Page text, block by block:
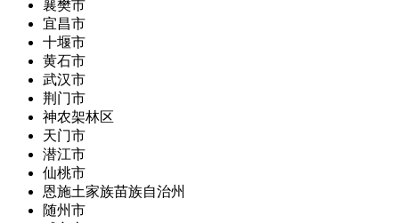
襄樊市
宜昌市
十堰市
黄石市
武汉市
荆门市
神农架林区
天门市
潜江市
仙桃市
恩施土家族苗族自治州
随州市